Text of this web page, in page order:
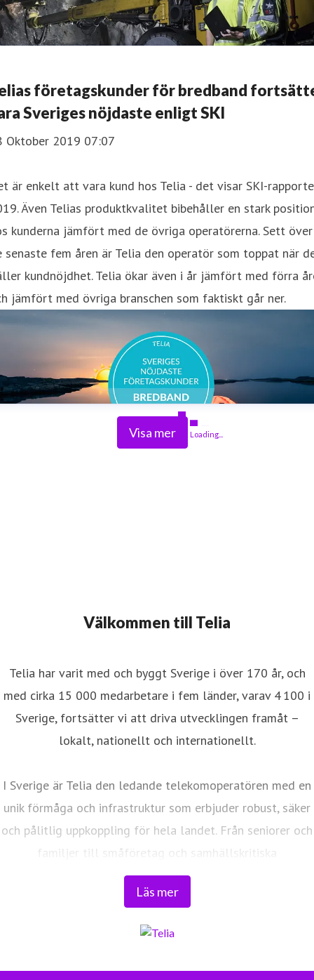
företagskunder för bredband
Sveriges nöjdaste enligt SKI
Oktober 2019 07:07
är enkelt att vara kund hos Telia - det visar SKI-
Även Telias produktkvalitet bibehåller en stark
kunderna jämfört med de övriga operatörerna. Sett över
senaste fem åren är Telia den operatör som toppat när
kundnöjdhet. Telia ökar även i år jämfört med förra
jämfört med övriga branschen som faktiskt går ner.
Visa mer Loading...
Välkommen till Telia
Läs mer
Telia har varit med och byggt Sverige i över 170 år, och
med cirka 15 000 medarbetare i fem länder, varav 4 100 i
Sverige, fortsätter vi att driva utvecklingen framåt –
lokalt, nationellt och internationellt.
I Sverige är Telia den ledande telekomoperatören med en
unik förmåga och infrastruktur som erbjuder robust, säker
och pålitlig uppkoppling för hela landet. Från seniorer och
familjer till småföretag och samhällskritiska
verksamheter. Vi möjliggör digitaliseringens kraft i
vardagen och är en del av Sveriges totalförsvar. Med
transportnätet och ett mobilnät i världsklass skapar vi en